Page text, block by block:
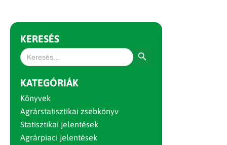
KERESÉS
Search
for:
KATEGÓRIÁK
Könyvek
Agrárstatisztikai zsebkönyv
Statisztikai jelentések
Agrárpiaci jelentések